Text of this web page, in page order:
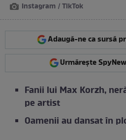
Instagram / TikTok
Adaugă-ne ca sursă
Urmărește
Fanii lui Max Korzh,
pe artist
Oamenii au dansat în